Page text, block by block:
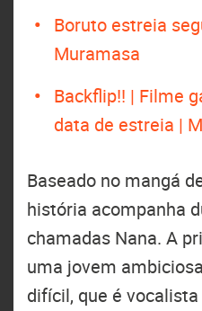
Boruto estreia
Muramasa
Backflip!! | Filme
data de estreia |
Baseado no mangá
história acompanha
chamadas Nana. A
uma jovem
difícil, que é